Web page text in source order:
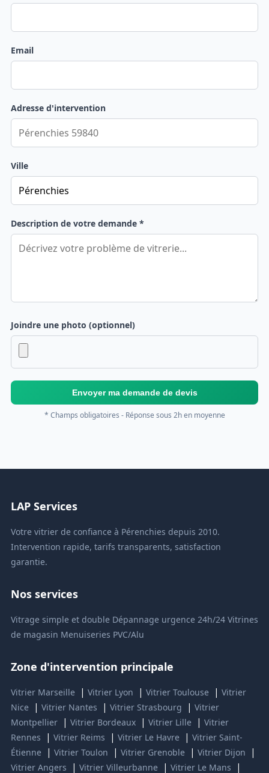
Email
Adresse d'intervention
Ville
Description de votre demande *
Joindre une photo (optionnel)
Envoyer ma demande de devis
* Champs obligatoires - Réponse sous 2h en moyenne
LAP Services
Votre vitrier de confiance à Pérenchies depuis 2010.
Intervention rapide, tarifs transparents, satisfaction
garantie.
Nos services
Vitrage simple et double Dépannage urgence 24h/24 Vitrines
de magasin Menuiseries PVC/Alu
Zone d'intervention principale
Vitrier Marseille | Vitrier Lyon | Vitrier Toulouse | Vitrier
Nice
| Vitrier Nantes | Vitrier Strasbourg | Vitrier
Montpellier | Vitrier Bordeaux | Vitrier Lille | Vitrier
Rennes
| Vitrier Reims | Vitrier Le Havre | Vitrier Saint-
Étienne
| Vitrier Toulon | Vitrier Grenoble | Vitrier Dijon |
Vitrier Angers | Vitrier Villeurbanne | Vitrier Le Mans |